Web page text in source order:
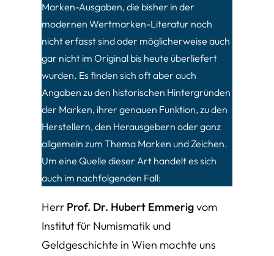
Marken-Ausgaben, die bisher in der
modernen Wertmarken-Literatur noch
nicht erfasst sind oder möglicherweise auch
gar nicht im Original bis heute überliefert
wurden. Es finden sich oft aber auch
Angaben zu den historischen Hintergründen
der Marken, ihrer genauen Funktion, zu den
Herstellern, den Herausgebern oder ganz
allgemein zum Thema Marken und Zeichen.
Um eine Quelle dieser Art handelt es sich
auch im nachfolgenden Fall:
Herr Prof. Dr. Hubert Emmerigvom
Institut für Numismatik und
Geldgeschichte in Wien machte uns